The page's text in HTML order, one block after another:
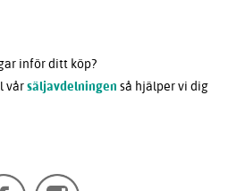
inför ditt köp?
vårsäljavdelningen så hjälper vi dig